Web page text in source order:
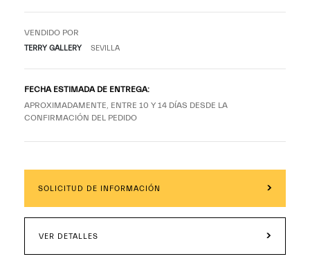
VENDIDO POR
TERRY GALLERY SEVILLA
FECHA ESTIMADA DE ENTREGA:
APROXIMADAMENTE, ENTRE 10 Y 14 DÍAS DESDE LA
CONFIRMACIÓN DEL PEDIDO
SOLICITUD DE INFORMACIÓN
VER DETALLES